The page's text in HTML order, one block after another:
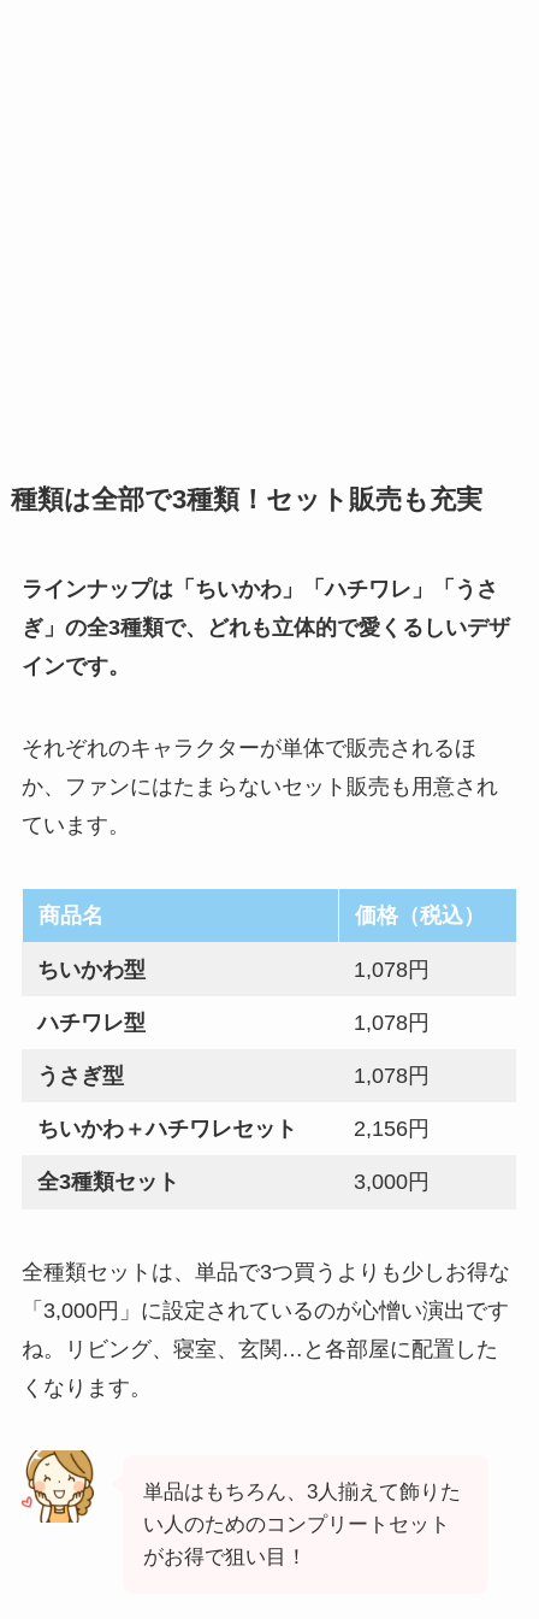
種類は全部で3種類！セット販売も充実
ラインナップは「ちいかわ」「ハチワレ」「うさ
ぎ」の全3種類で、どれも立体的で愛くるしいデザ
インです。
それぞれのキャラクターが単体で販売されるほ
か、ファンにはたまらないセット販売も用意され
ています。
商品名 価格（税込）
ちいかわ型 1,078円
ハチワレ型 1,078円
うさぎ型 1,078円
ちいかわ＋ハチワレセット 2,156円
全3種類セット 3,000円
全種類セットは、単品で3つ買うよりも少しお得な
「3,000円」に設定されているのが心憎い演出です
ね。リビング、寝室、玄関…と各部屋に配置した
くなります。
単品はもちろん、3人揃えて飾りた
い人のためのコンプリートセット
がお得で狙い目！